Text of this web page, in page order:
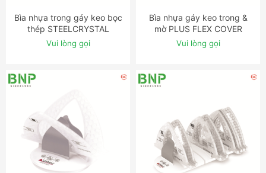
ĐẶT NGAY
Bìa nhựa trong gáy keo bọc
thép STEELCRYSTAL
Vui lòng gọi
ĐẶT NGAY
Bìa nhựa gáy keo trong &
mờ PLUS FLEX COVER
Vui lòng gọi